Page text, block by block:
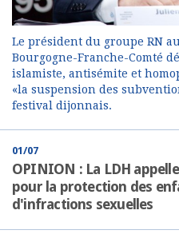
Le président du groupe RN
Bourgogne-Franche-Comté
islamiste, antisémite et
«la suspension des
festival dijonnais.
01/07
OPINION : La LDH
pour la protection des
d'infractions sexuelles